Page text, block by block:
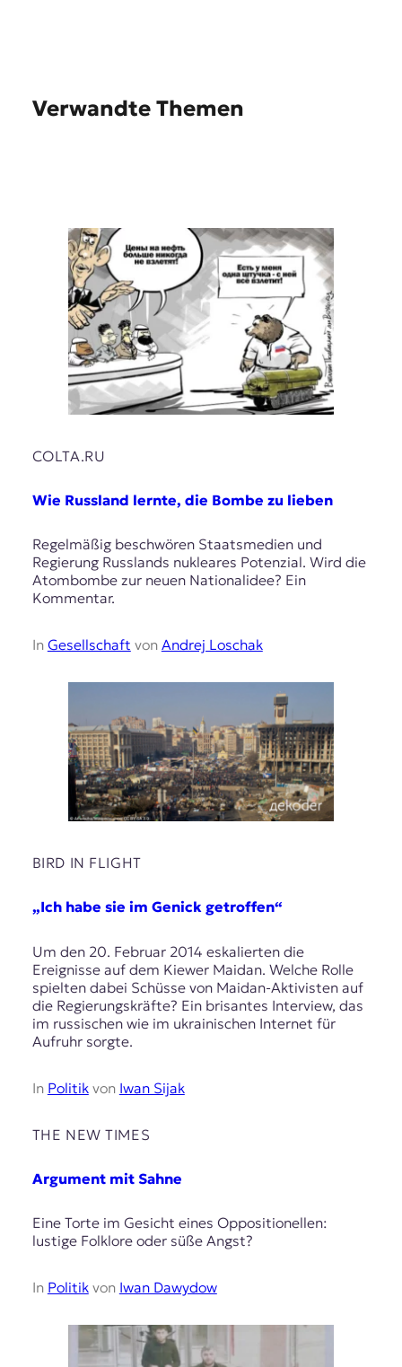
Verwandte Themen
COLTA.RU
Wie Russland lernte, die Bombe zu lieben
Regelmäßig beschwören Staatsmedien und
Regierung Russlands nukleares Potenzial. Wird die
Atombombe zur neuen Nationalidee? Ein
Kommentar.
In Gesellschaft von Andrej Loschak
BIRD IN FLIGHT
„Ich habe sie im Genick getroffen“
Um den 20. Februar 2014 eskalierten die
Ereignisse auf dem Kiewer Maidan. Welche Rolle
spielten dabei Schüsse von Maidan-Aktivisten auf
die Regierungskräfte? Ein brisantes Interview, das
im russischen wie im ukrainischen Internet für
Aufruhr sorgte.
In Politikvon Iwan Sijak
THE NEW TIMES
Argument mit Sahne
Eine Torte im Gesicht eines Oppositionellen:
lustige Folklore oder süße Angst?
In Politikvon Iwan Dawydow